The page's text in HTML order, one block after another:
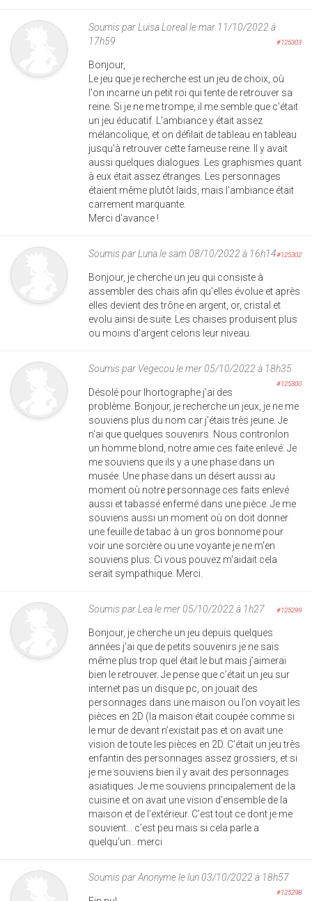
Soumis parLuisa Lorealle mar 11/10/2022 à
17h59
#125303
Bonjour,
Le jeu que je recherche est un jeu de choix, où
l'on incarne un petit roi qui tente de retrouver sa
reine. Si je ne me trompe, il me semble que c'était
un jeu éducatif. L'ambiance y était assez
mélancolique, et on défilait de tableau en tableau
jusqu'à retrouver cette fameuse reine. Il y avait
aussi quelques dialogues. Les graphismes quant
à eux était assez étranges. Les personnages
étaient même plutôt laids, mais l'ambiance était
carrement marquante.
Merci d'avance !
Soumis parLunale sam 08/10/2022 à 16h14#125302
Bonjour, je cherche un jeu qui consiste à
assembler des chais afin qu'elles évolue et après
elles devient des trône en argent, or, cristal et
evolu ainsi de suite. Les chaises produisent plus
ou moins d'argent celons leur niveau.
Soumis par Vegecoule mer 05/10/2022 à 18h35
#125300
Désolé pour lhortographe j'ai des
problème. Bonjour, je recherche un jeux, je ne me
souviens plus du nom car j'étais très jeune. Je
n'ai que quelques souvenirs. Nous contronlon
un homme blond, notre amie ces faite enlevé. Je
me souviens que ils y a une phase dans un
musée. Une phase dans un désert aussi au
moment où notre personnage ces faits enlevé
aussi et tabassé enfermé dans une pièce. Je me
souviens aussi un moment où on doit donner
une feuille de tabac à un gros bonnome pour
voir une sorcière ou une voyante je ne m'en
souviens plus. Ci vous pouvez m'aidait cela
serait sympathique. Merci.
Soumis parLeale mer 05/10/2022 à 1h27 #125299
Bonjour, je cherche un jeu depuis quelques
années j’ai que de petits souvenirs je ne sais
même plus trop quel était le but mais j’aimerai
bien le retrouver. Je pense que c’était un jeu sur
internet pas un disque pc, on jouait des
personnages dans une maison ou l’on voyait les
pièces en 2D (la maison était coupée comme si
le mur de devant n’existait pas et on avait une
vision de toute les pièces en 2D. C’était un jeu très
enfantin des personnages assez grossiers, et si
je me souviens bien il y avait des personnages
asiatiques. Je me souviens principalement de la
cuisine et on avait une vision d’ensemble de la
maison et de l’extérieur. C’est tout ce dont je me
souvient… c’est peu mais si cela parle a
quelqu’un.. merci
Soumis parAnonymele lun 03/10/2022 à 18h57
#125298